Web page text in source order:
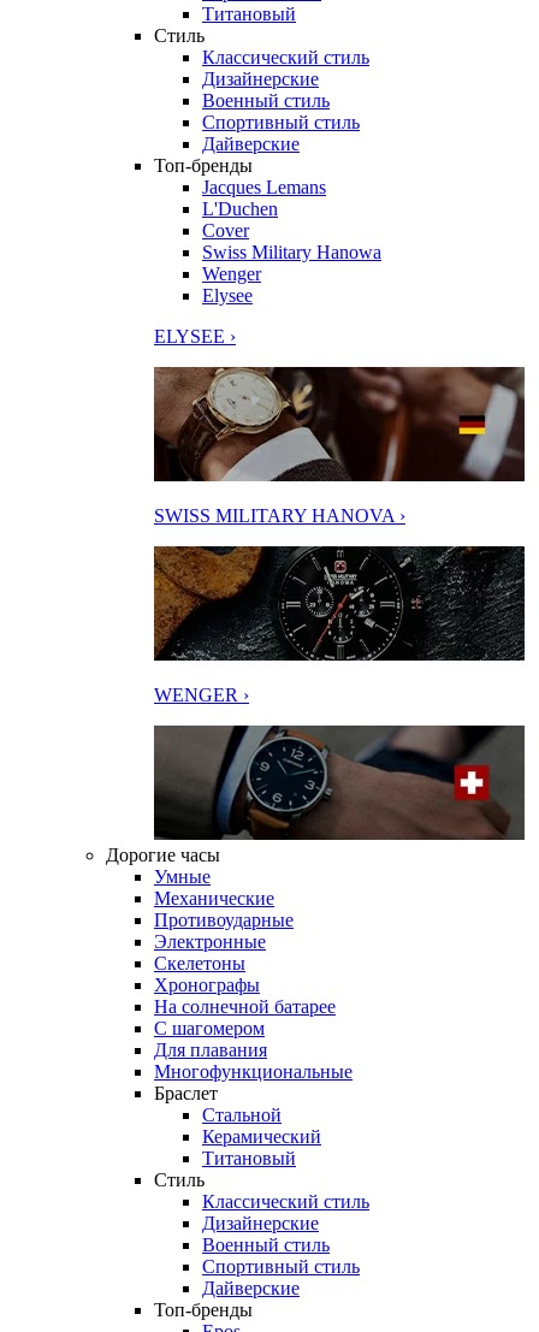
Титановый
Стиль
Классический стиль
Дизайнерские
Военный стиль
Спортивный стиль
Дайверские
Топ-бренды
Jacques Lemans
L'Duchen
Cover
Swiss Military Hanowa
Wenger
Elysee
ELYSEE ›
SWISS MILITARY HANOVA ›
WENGER ›
Дорогие часы
Умные
Механические
Противоударные
Электронные
Скелетоны
Хронографы
На солнечной батарее
С шагомером
Для плавания
Многофункциональные
Браслет
Стальной
Керамический
Титановый
Стиль
Классический стиль
Дизайнерские
Военный стиль
Спортивный стиль
Дайверские
Топ-бренды